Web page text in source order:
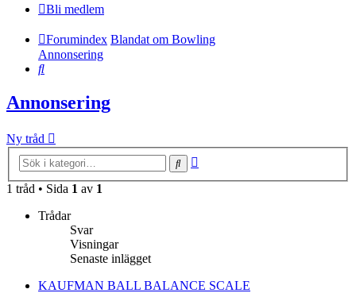
Bli medlem
Forumindex Blandat om Bowling
Annonsering
Sök
Annonsering
Ny tråd
Sök
1 tråd • Sida 1 av 1
Trådar
Svar
Visningar
Senaste inlägget
KAUFMAN BALL BALANCE SCALE